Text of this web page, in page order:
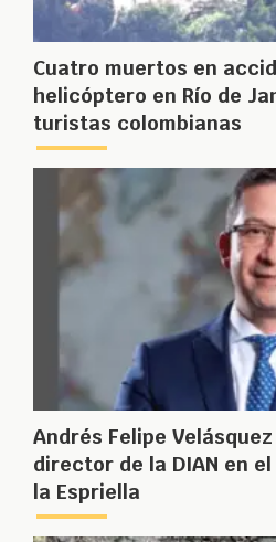
Cuatro muertos en
helicóptero en Río de
turistas colombianas
Andrés Felipe
director de la DIAN en
la Espriella